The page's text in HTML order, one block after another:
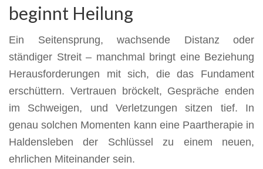
beginnt Heilung
Ein Seitensprung, wachsende Distanz oder
ständiger Streit – manchmal bringt eine Beziehung
Herausforderungen mit sich, die das Fundament
erschüttern. Vertrauen bröckelt, Gespräche enden
im Schweigen, und Verletzungen sitzen tief. In
genau solchen Momenten kann eine Paartherapie in
Haldensleben der Schlüssel zu einem neuen,
ehrlichen Miteinander sein.